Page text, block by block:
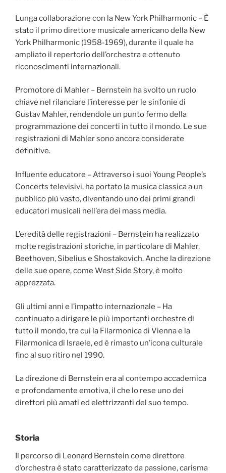
Lunga collaborazione con la New York Philharmonic – È
stato il primo direttore musicale americano della New
York Philharmonic (1958-1969), durante il quale ha
ampliato il repertorio dell’orchestra e ottenuto
riconoscimenti internazionali.
Promotore di Mahler – Bernstein ha svolto un ruolo
chiave nel rilanciare l’interesse per le sinfonie di
Gustav Mahler, rendendole un punto fermo della
programmazione dei concerti in tutto il mondo. Le sue
registrazioni di Mahler sono ancora considerate
definitive.
Influente educatore – Attraverso i suoi Young People’s
Concerts televisivi, ha portato la musica classica a un
pubblico più vasto, diventando uno dei primi grandi
educatori musicali nell’era dei mass media.
L’eredità delle registrazioni – Bernstein ha realizzato
molte registrazioni storiche, in particolare di Mahler,
Beethoven, Sibelius e Shostakovich. Anche la direzione
delle sue opere, come West Side Story, è molto
apprezzata.
Gli ultimi anni e l’impatto internazionale – Ha
continuato a dirigere le più importanti orchestre di
tutto il mondo, tra cui la Filarmonica di Vienna e la
Filarmonica di Israele, ed è rimasto un’icona culturale
fino al suo ritiro nel 1990.
La direzione di Bernstein era al contempo accademica
e profondamente emotiva, il che lo rese uno dei
direttori più amati ed elettrizzanti del suo tempo.
Storia
Il percorso di Leonard Bernstein come direttore
d’orchestra è stato caratterizzato da passione, carisma